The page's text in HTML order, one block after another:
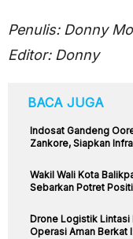
Penulis: Donny
Editor: Donny
BACA JUGA
Indosat Gandeng
Zankore, Siapkan
Wakil Wali Kota
Sebarkan Potret
Drone Logistik Lintasi
Operasi Aman Berkat